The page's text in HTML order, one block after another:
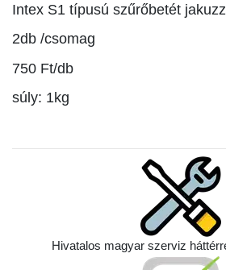
Intex S1 típusú szűrőbetét
2db /csomag
750 Ft/db
súly: 1kg
Hivatalos magyar szerviz